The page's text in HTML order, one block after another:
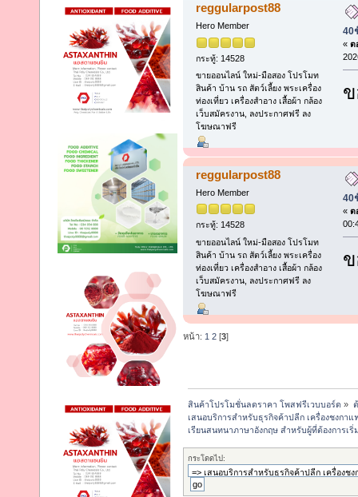
reggularpost88
Hero Member
กระทู้: 14528
ขายออนไลน์ ใหม่-มือสอง โปรโมท
สินค้า บ้าน รถ สัตว์เลี้ยง พระเครื่อง
ท่องเที่ยว เครื่องสำอาง เสื้อผ้า กล้อง
เว็บสมัครงาน, ลงประกาศฟรี ลง
โฆษณาฟรี
40
« ต
reggularpost88
Hero Member
กระทู้: 14528
ขายออนไลน์ ใหม่-มือสอง โปรโมท
สินค้า บ้าน รถ สัตว์เลี้ยง พระเครื่อง
ท่องเที่ยว เครื่องสำอาง เสื้อผ้า กล้อง
เว็บสมัครงาน, ลงประกาศฟรี ลง
โฆษณาฟรี
40
« ต
หน้า: 1 2 [3]
สินค้าโปรโมชั่นลดราคา โพสฟรีเวบบอร์ด »
เสนอบริการสำหรับธุรกิจค้าปลีก เครื่องชงกา
เรียนสนทนาภาษาอังกฤษ สำหรับผู้ที่ต้องการเ
กระโดดไป: